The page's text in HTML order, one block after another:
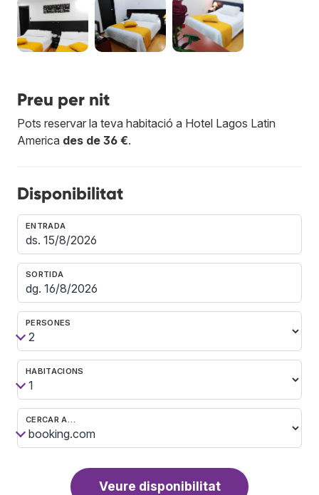
Preu per nit
Pots reservar la teva habitació a Hotel Lagos Latin
America des de 36 €.
Disponibilitat
ENTRADA
SORTIDA
PERSONES
HABITACIONS
CERCAR A…
Veure disponibilitat